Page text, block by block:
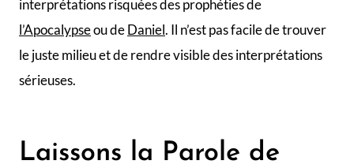
interprétations risquées des prophéties de
l’Apocalypseou deDaniel. Il n’est pas facile de trouver
le juste milieu et de rendre visible des interprétations
sérieuses.
Laissons la Parole de